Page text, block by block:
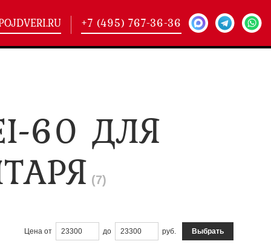
двери(101)
двери (146)
+7 (495) 767-36-36
60 ДЛЯ
(7)
Цена от до руб. Выбрать